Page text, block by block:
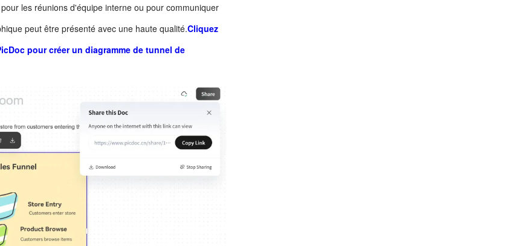
les réunions d'équipe interne ou pour communiquer
peut être présenté avec une haute qualité.Cliquez
pour créer un diagramme de tunnel de